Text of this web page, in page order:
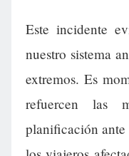
Este incidente
nuestro sistema
extremos. Es
refuercen las
planificación ante